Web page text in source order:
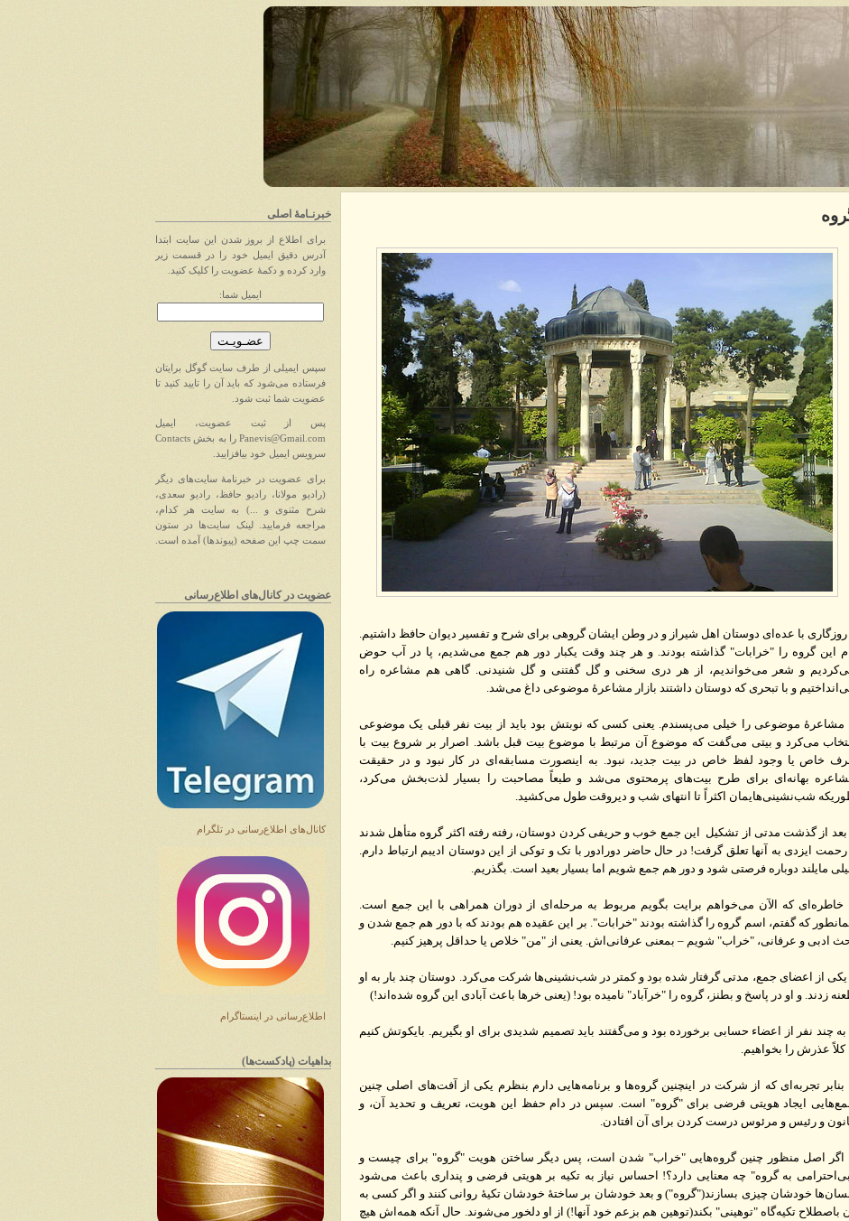
خبرنـامهٔ اصلی
برای اطلاع از بروز شدن این سایت ابتدا
آدرس دقیق ایمیل خود را در قسمت زیر
وارد کرده و دکمهٔ عضویت را کلیک کنید.
ایمیل شما:
سپس ایمیلی از طرف سایت گوگل برایتان
فرستاده می‌شود که باید آن را تایید کنید تا
عضویت شما ثبت شود.
پس از ثبت عضویت، ایمیل
Panevis@Gmail.com را به بخش Contacts
سرویس ایمیل خود بیافزایید.
برای عضویت در خبرنامهٔ سایت‌های دیگر
(رادیو مولانا، رادیو حافظ، رادیو سعدی،
شرح مثنوی و ...) به سایت هر کدام،
مراجعه فرمایید. لینک سایت‌ها در ستون
سمت چپ این صفحه (پیوندها) آمده است.
عضویت در کانا‌ل‌های اطلاع‌رسانی
کانال‌های اطلاع‌رسانی در تلگرام
اطلاع‌رسانی در اینستاگرام
بداهیات (پادکست‌ها)
روزگاری با عده‌ای دوستان اهل شیراز و در وطن ایشان گروهی برای شرح و تفسیر دیوان حافظ داشتیم.
این گروه را "خرابات" گذاشته بودند. و هر چند وقت یکبار دور هم جمع می‌شدیم، پا در آب حوض
و شعر می‌خواندیم، از هر دری سخنی و گل گفتنی و گل شنیدنی. گاهی هم مشاعره راه
و با تبحری که دوستان داشتند بازار مشاعرهٔ موضوعی داغ می‌شد.
مشاعرهٔ موضوعی را خیلی می‌پسندم. یعنی کسی که نوبتش بود باید از بیت نفر قبلی یک موضوعی
می‌کرد و بیتی می‌گفت که موضوع آن مرتبط با موضوع بیت قبل باشد. اصرار بر شروع بیت با
خاص یا وجود لفظ خاص در بیت جدید، نبود. به اینصورت مسابقه‌ای در کار نبود و در حقیقت
بهانه‌ای برای طرح بیت‌های پرمحتوی می‌شد و طبعاً مصاحبت را بسیار لذت‌بخش می‌کرد،
شب‌نشینی‌هایمان اکثراً تا انتهای شب و دیروقت طول می‌کشید.
بعد از گذشت مدتی از تشکیل این جمع خوب و حریفی کردن دوستان، رفته رفته اکثر گروه متأهل شدند
رحمت ایزدی به آنها تعلق گرفت! در حال حاضر دورادور با تک و توکی از این دوستان ادیبم ارتباط دارم.
مایلند دوباره فرصتی شود و دور هم جمع شویم اما بسیار بعید است. بگذریم.
خاطره‌ای که الآن می‌خواهم برایت بگویم مربوط به مرحله‌ای از دوران همراهی با این جمع است.
که گفتم، اسم گروه را گذاشته بودند "خرابات". بر این عقیده هم بودند که با دور هم جمع شدن و
ادبی و عرفانی، "خراب" شویم – بمعنی عرفانی‌اش. یعنی از "من" خلاص یا حداقل پرهیز کنیم.
یکی از اعضای جمع، مدتی گرفتار شده بود و کمتر در شب‌نشینی‌ها شرکت می‌کرد. دوستان چند بار به او
زدند. و او در پاسخ و بطنز، گروه را "خرآباد" نامیده بود! (یعنی خرها باعث آبادی این گروه شده‌اند!)
به چند نفر از اعضاء حسابی برخورده بود و می‌گفتند باید تصمیم شدیدی برای او بگیریم. بایکوتش کنیم
کلاً عذرش را بخواهیم.
بنابر تجربه‌ای که از شرکت در اینچنین گروه‌ها و برنامه‌هایی دارم بنظرم یکی از آفت‌های اصلی چنین
ایجاد هویتی فرضی برای "گروه" است. سپس در دام حفظ این هویت، تعریف و تحدید آن، و
و رئیس و مرئوس درست کردن برای آن افتادن.
اگر اصل منظور چنین گروه‌هایی "خراب" شدن است، پس دیگر ساختن هویت "گروه" برای چیست و
به گروه" چه معنایی دارد؟! احساس نیاز به تکیه بر هویتی فرضی و پنداری باعث می‌شود
خودشان چیزی بسازند("گروه") و بعد خودشان بر ساختهٔ خودشان تکیهٔ روانی کنند و اگر کسی به
باصطلاح تکیه‌گاه "توهینی" بکند(توهین هم بزعم خود آنها!) از او دلخور می‌شوند. حال آنکه همه‌اش هیچ